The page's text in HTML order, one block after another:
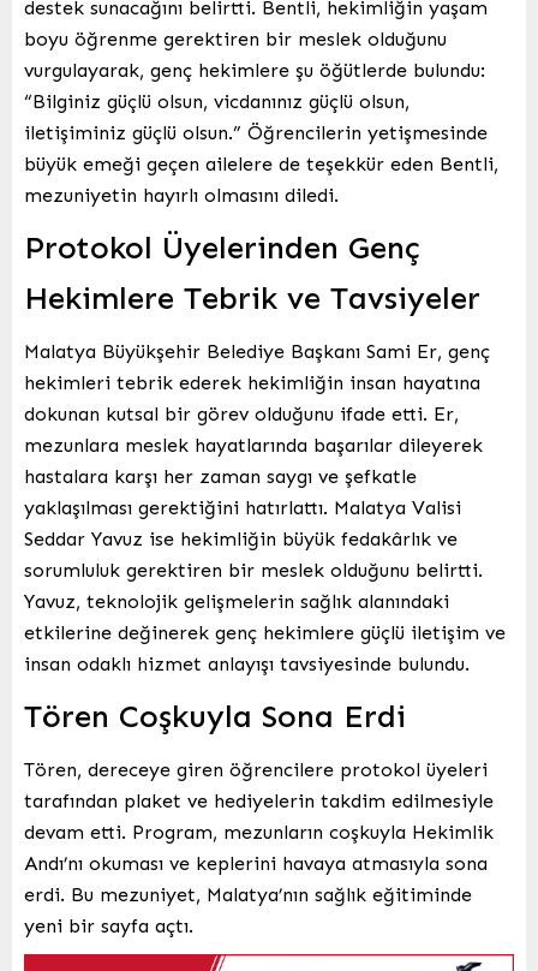
destek sunacağını belirtti. Bentli, hekimliğin yaşam
boyu öğrenme gerektiren bir meslek olduğunu
vurgulayarak, genç hekimlere şu öğütlerde bulundu:
“Bilginiz güçlü olsun, vicdanınız güçlü olsun,
iletişiminiz güçlü olsun.” Öğrencilerin yetişmesinde
büyük emeği geçen ailelere de teşekkür eden Bentli,
mezuniyetin hayırlı olmasını diledi.
Protokol Üyelerinden Genç
Hekimlere Tebrik ve Tavsiyeler
Malatya Büyükşehir Belediye Başkanı Sami Er, genç
hekimleri tebrik ederek hekimliğin insan hayatına
dokunan kutsal bir görev olduğunu ifade etti. Er,
mezunlara meslek hayatlarında başarılar dileyerek
hastalara karşı her zaman saygı ve şefkatle
yaklaşılması gerektiğini hatırlattı. Malatya Valisi
Seddar Yavuz ise hekimliğin büyük fedakârlık ve
sorumluluk gerektiren bir meslek olduğunu belirtti.
Yavuz, teknolojik gelişmelerin sağlık alanındaki
etkilerine değinerek genç hekimlere güçlü iletişim ve
insan odaklı hizmet anlayışı tavsiyesinde bulundu.
Tören Coşkuyla Sona Erdi
Tören, dereceye giren öğrencilere protokol üyeleri
tarafından plaket ve hediyelerin takdim edilmesiyle
devam etti. Program, mezunların coşkuyla Hekimlik
Andı’nı okuması ve keplerini havaya atmasıyla sona
erdi. Bu mezuniyet, Malatya’nın sağlık eğitiminde
yeni bir sayfa açtı.